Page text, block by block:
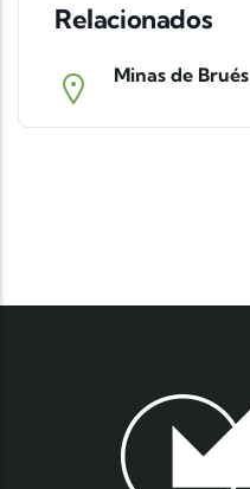
Relacionados
Minas de Brués